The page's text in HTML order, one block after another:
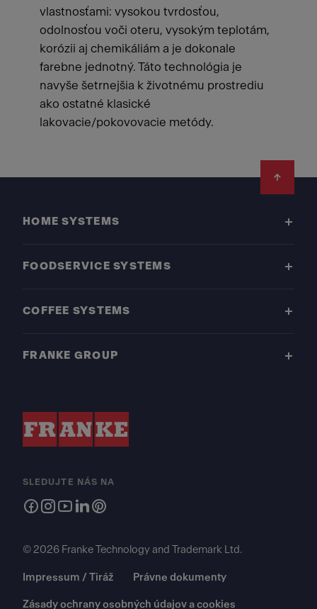
vlastnosťami: vysokou tvrdosťou,
odolnosťou voči oteru, vysokým teplotám,
korózii aj chemikáliám a je dokonale
farebne jednotný. Táto technológia je
navyše šetrnejšia k životnému prostrediu
ako ostatné klasické
lakovacie/pokovovacie metódy.
HOME SYSTEMS
FOODSERVICE SYSTEMS
COFFEE SYSTEMS
FRANKE GROUP
SLEDUJTE NÁS NA
© 2026 Franke Technology and Trademark Ltd.
Impressum / Tiráž Právne dokumenty
Zásady ochrany osobných údajov a cookies